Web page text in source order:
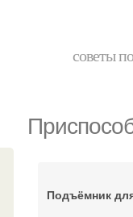
советы
Подъёмник